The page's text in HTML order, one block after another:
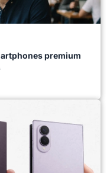
premium